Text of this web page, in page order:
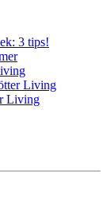
3 tips!
Living
Living